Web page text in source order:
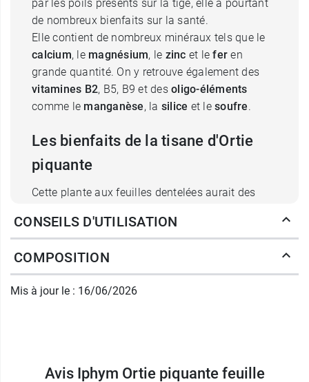
par les poils présents sur la tige, elle a pourtant
de nombreux bienfaits sur la santé.
Elle contient de nombreux minéraux tels que le
calcium, le magnésium, le zinc et lefer en
grande quantité. On y retrouve également des
vitamines B2, B5, B9 et des oligo-éléments
comme le manganèse, la silice et le soufre.
Les bienfaits de la tisane d'Ortie
piquante
Cette plante aux feuilles dentelées aurait des
détoxifiantes. Elle serait préconisée dans les cas
de problèmes de prostate. Elle contient du
calcium etdoit être prise avec attention en cas
de calculs. Par ailleurs, elle aiderait à lutter
contre l’urticaire et les dermatoses.
grande efficacité contre l’ostéoporose. Elle
CONSEILS D'UTILISATION
COMPOSITION
Mis à jour le : 16/06/2026
Avis Iphym Ortie piquante feuille